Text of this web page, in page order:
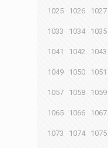
1025 1026 1027
1033 1034 1035
1041 1042 1043
1049 1050 1051
1057 1058 1059
1065 1066 1067
1073 1074 1075